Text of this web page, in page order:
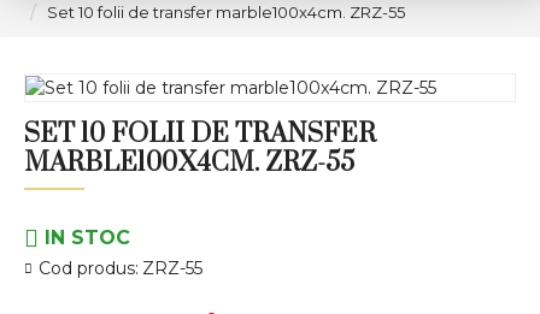
Set 10 folii de transfer marble100x4cm. ZRZ-55
SET 10 FOLII DE TRANSFER
MARBLE100X4CM. ZRZ-55
IN STOC
Cod produs: ZRZ-55